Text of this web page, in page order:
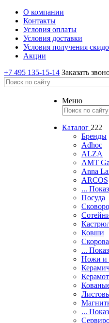
О компании
Контакты
Условия оплаты
Условия доставки
Условия получения
Акции
+7 495 135-15-14 Заказать
Меню
Каталог 222
Бренды
Adhoc
ALZA
AMT
Anna
ARCOS
...
Посуда
Ковши
...
Ножи и
...